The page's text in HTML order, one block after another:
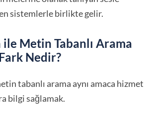
sistemlerle birlikte gelir.
ile Metin Tabanlı Arama
Nedir?
tabanlı arama aynı amaca hizmet
bilgi sağlamak.